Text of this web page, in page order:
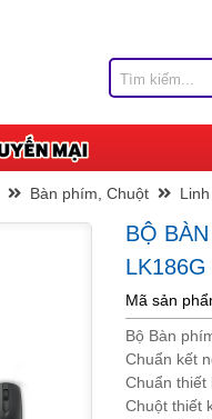
Bàn phím, Chuột
BỘ
Mã sản
Bộ Bàn
Chuẩn kết
Chuẩn thiết
Chuột thiết